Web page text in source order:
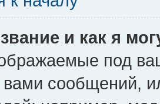
и как я
под
вами сообщений,